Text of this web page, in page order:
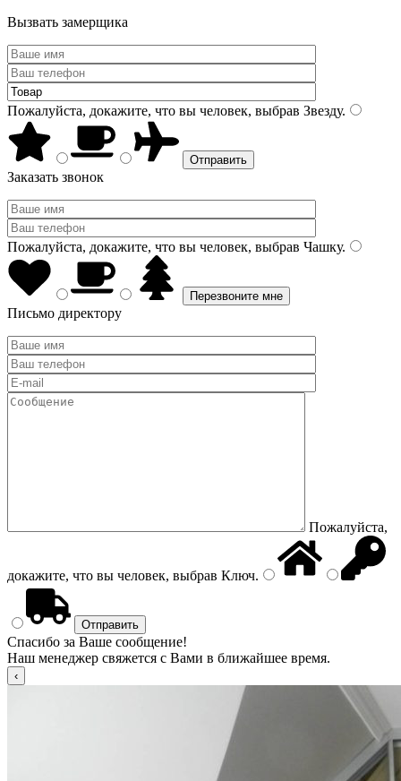
Вызвать замерщика
Пожалуйста, докажите, что вы человек, выбрав Звезду.
Заказать звонок
Пожалуйста, докажите, что вы человек, выбрав Чашку.
Письмо директору
Пожалуйста,
докажите, что вы человек, выбрав Ключ.
Спасибо за Ваше сообщение!
Наш менеджер свяжется с Вами в ближайшее время.